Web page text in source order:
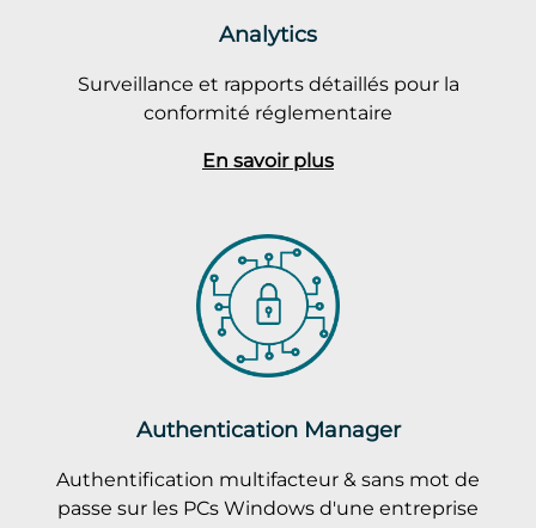
Analytics
Surveillance et rapports détaillés pour la
conformité réglementaire
En savoir plus
Authentication Manager
Authentification multifacteur & sans mot de
passe sur les PCs Windows d'une entreprise